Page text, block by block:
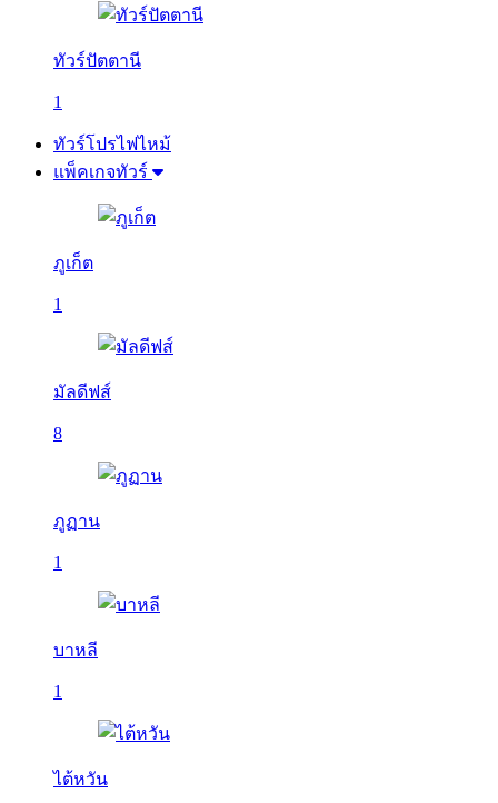
ทัวร์ปัตตานี
1
ทัวร์โปรไฟไหม้
แพ็คเกจทัวร์
ภูเก็ต
1
มัลดีฟส์
8
ภูฏาน
1
บาหลี
1
ไต้หวัน